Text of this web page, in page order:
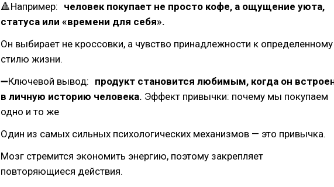
🔺Например: человек покупает не просто кофе, а ощущение уюта,
статуса или «времени для себя».
Он выбирает не кроссовки, а чувство принадлежности к определенному
стилю жизни.
➖Ключевой вывод: продукт становится любимым, когда он
в личную историю человека. Эффект привычки: почему мы покупаем
одно и то же
Один из самых сильных психологических механизмов — это привычка.
Мозг стремится экономить энергию, поэтому закрепляет
повторяющиеся действия.